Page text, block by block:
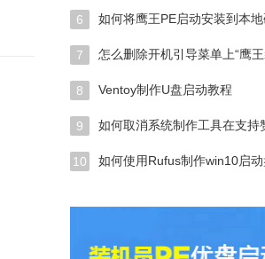
6 如何将鹰王PE启动安装到本地硬
7 怎么删除开机引导菜单上“鹰王装
8 Ventoy制作U盘启动教程
9 如何取消系统制作工具在支持
10 如何使用Rufus制作win10启